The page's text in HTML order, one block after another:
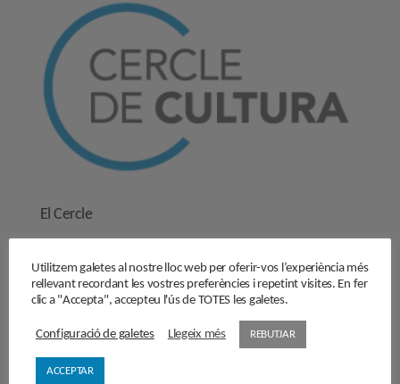
El Cercle
Objectius
Junta directiva
Contacta’ns
Activitats
Utilitzem galetes al nostre lloc web per oferir-vos l’experiència més
rellevant recordant les vostres preferències i repetint visites. En fer
clic a "Accepta", accepteu l'ús de TOTES les galetes.
Configuració de galetes Llegeix més REBUTJAR
ACCEPTAR